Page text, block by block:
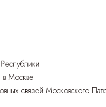
в Москве
связей Московского